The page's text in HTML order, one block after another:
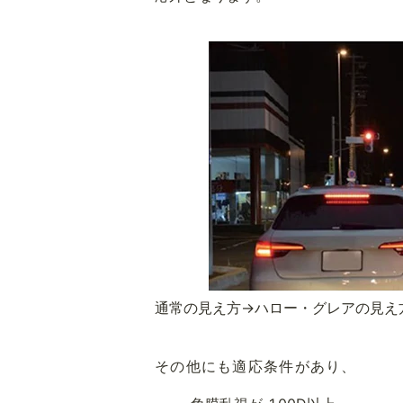
通常の見え方→ハロー・グレアの見え
その他にも適応条件があり、